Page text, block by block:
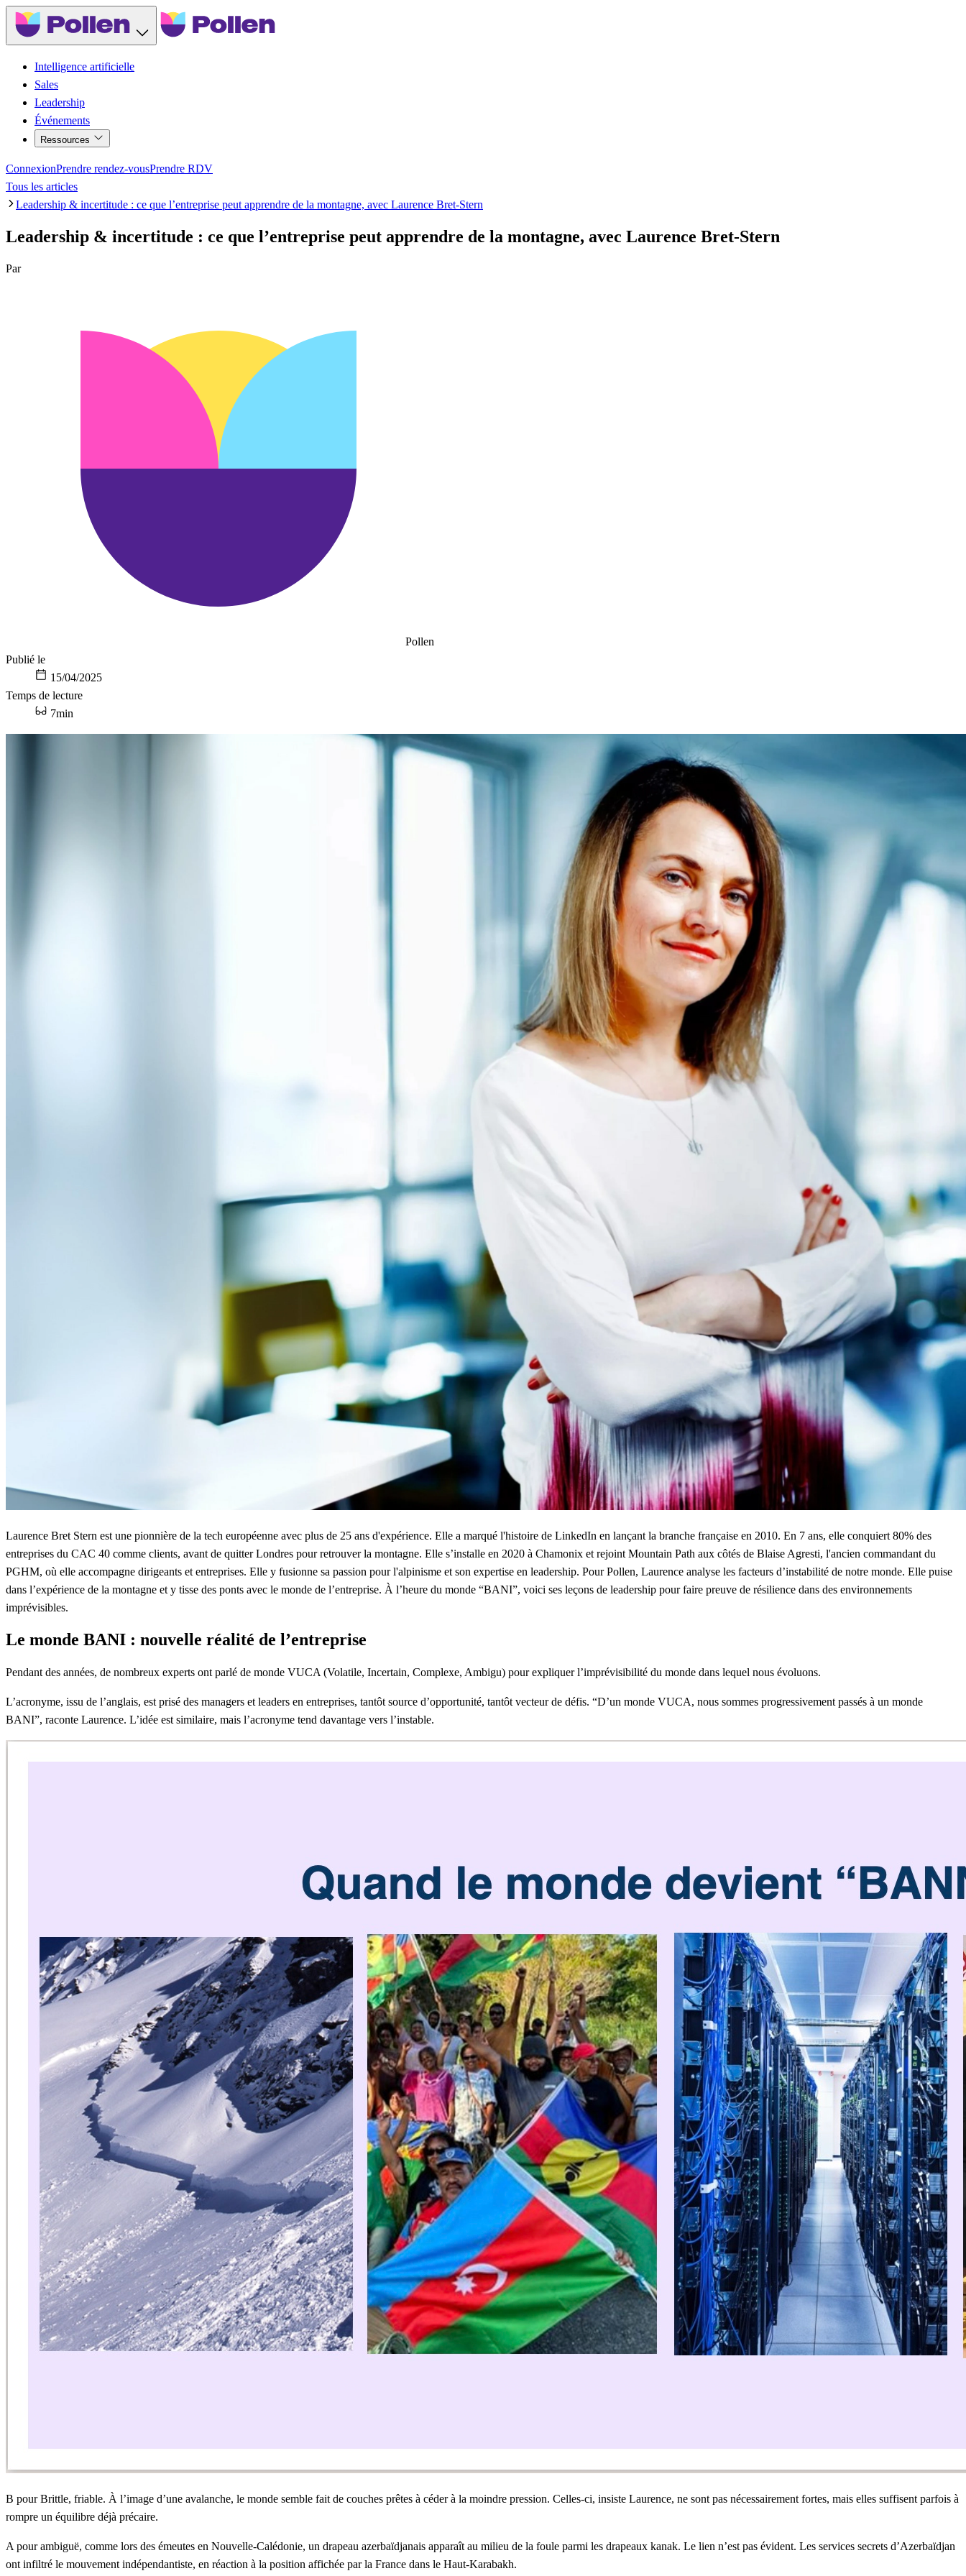
Intelligence artificielle
Sales
Leadership
Événements
Ressources
ConnexionPrendre rendez-vousPrendre RDV
Tous les articles
Leadership & incertitude : ce que l’entreprise peut apprendre de la montagne, avec Laurence Bret-Stern
Leadership & incertitude : ce que l’entreprise peut apprendre de la montagne, avec Laurence Bret-Stern
Par
Pollen
Publié le
15/04/2025
Temps de lecture
7min
Laurence Bret Stern est une pionnière de la tech européenne avec plus de 25 ans d'expérience. Elle a marqué l'histoire de LinkedIn en lançant la branche française en 2010. En 7 ans, elle conquiert 80% des
entreprises du CAC 40 comme clients, avant de quitter Londres pour retrouver la montagne. Elle s’installe en 2020 à Chamonix et rejoint Mountain Path aux côtés de Blaise Agresti, l'ancien commandant du
PGHM, où elle accompagne dirigeants et entreprises. Elle y fusionne sa passion pour l'alpinisme et son expertise en leadership. Pour Pollen, Laurence analyse les facteurs d’instabilité de notre monde. Elle puise
dans l’expérience de la montagne et y tisse des ponts avec le monde de l’entreprise. À l’heure du monde “BANI”, voici ses leçons de leadership pour faire preuve de résilience dans des environnements
imprévisibles.
Le monde BANI : nouvelle réalité de l’entreprise
Pendant des années, de nombreux experts ont parlé de monde VUCA (Volatile, Incertain, Complexe, Ambigu) pour expliquer l’imprévisibilité du monde dans lequel nous évoluons.
L’acronyme, issu de l’anglais, est prisé des managers et leaders en entreprises, tantôt source d’opportunité, tantôt vecteur de défis. “D’un monde VUCA, nous sommes progressivement passés à un monde
BANI”, raconte Laurence. L’idée est similaire, mais l’acronyme tend davantage vers l’instable.
B pour Brittle, friable. À l’image d’une avalanche, le monde semble fait de couches prêtes à céder à la moindre pression. Celles-ci, insiste Laurence, ne sont pas nécessairement fortes, mais elles suffisent parfois à
rompre un équilibre déjà précaire.
A pourambiguë, comme lors des émeutes en Nouvelle-Calédonie, un drapeau azerbaïdjanais apparaît au milieu de la foule parmi les drapeaux kanak. Le lien n’est pas évident. Les services secrets d’Azerbaïdjan
ont infiltré le mouvement indépendantiste, en réaction à la position affichée par la France dans le Haut-Karabakh.